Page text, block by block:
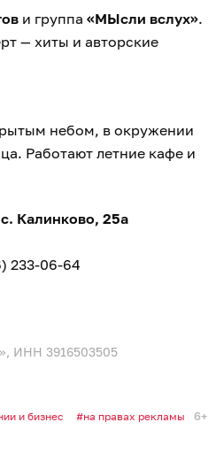
и группа «МЫсли вслух».
— хиты и авторские
небом, в окружении
Работают летние кафе и
Калинково, 25а
233-06-64
ИНН 3916503505
и бизнес на правах рекламы 6+